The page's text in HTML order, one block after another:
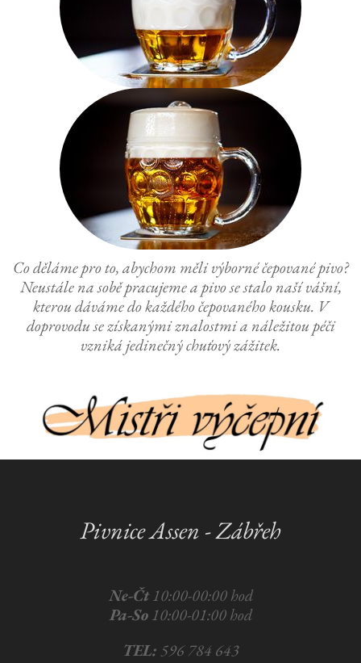
Co děláme pro to, abychom měli výborné čepované pivo?
Neustále na sobě pracujeme a pivo se stalo naší vášní,
kterou dáváme do každého čepovaného kousku. V
doprovodu se získanými znalostmi a náležitou péči
vzniká jedinečný chuťový zážitek.
Pivnice Assen - Zábřeh
Ne-Čt10:00-00:00 hod
Pa-So10:00-01:00 hod
TEL: 596 784 643